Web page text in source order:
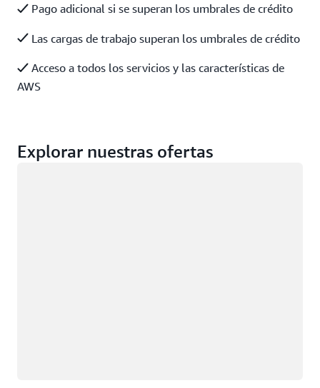
Pago adicional si se superan los umbrales de crédito
Las cargas de trabajo superan los umbrales de crédito
Acceso a todos los servicios y las características de
AWS
Explorar nuestras ofertas